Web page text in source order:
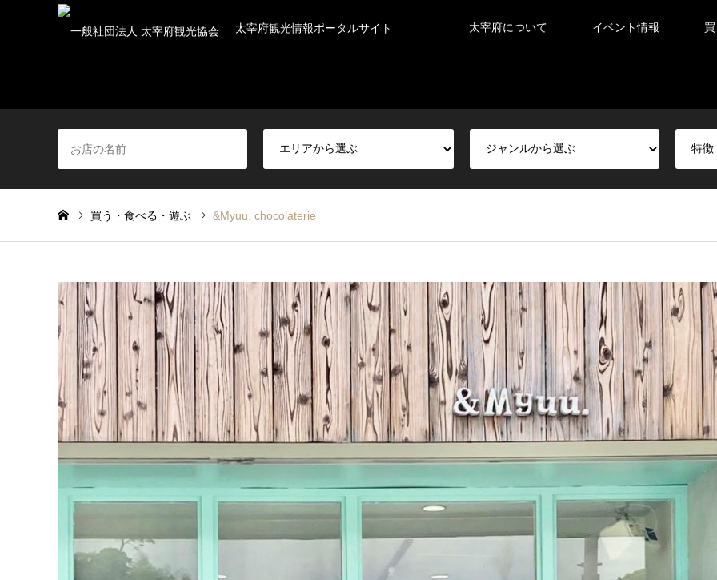
太宰府観光情報ポータルサイト 太宰府について イベント情報
買う・食べる・遊ぶ &Myuu. chocolaterie